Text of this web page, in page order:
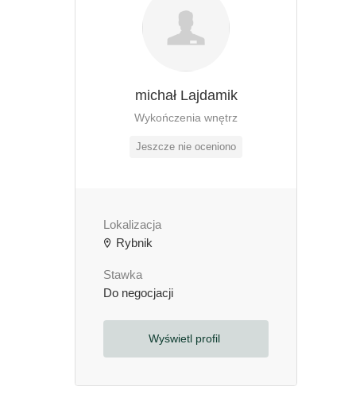
michał Lajdamik
Wykończenia wnętrz
Jeszcze nie oceniono
Lokalizacja
Rybnik
Stawka
Do negocjacji
Wyświetl profil